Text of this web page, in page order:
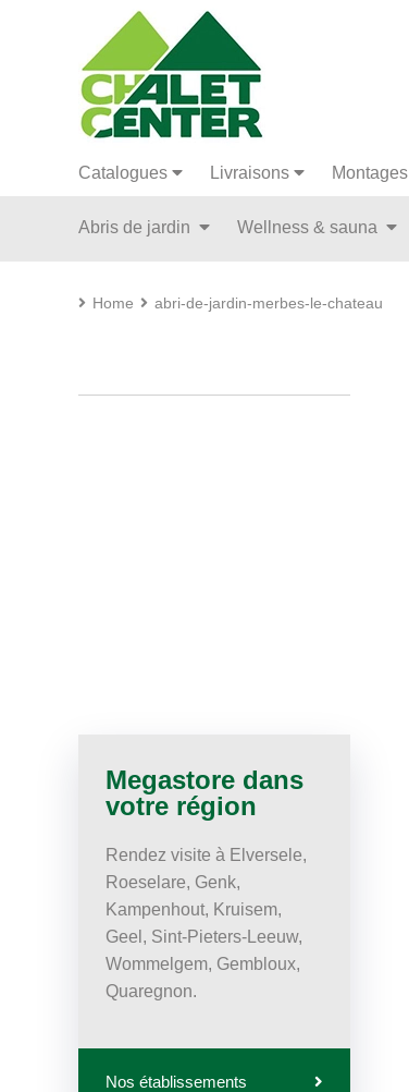
Catalogues Livraisons Montages
Abris de jardin Wellness & sauna
Home abri-de-jardin-merbes-le-chateau
Megastore dans
votre région
Rendez visite à Elversele,
Roeselare, Genk,
Kampenhout, Kruisem,
Geel, Sint-Pieters-Leeuw,
Wommelgem, Gembloux,
Quaregnon.
Nos établissements